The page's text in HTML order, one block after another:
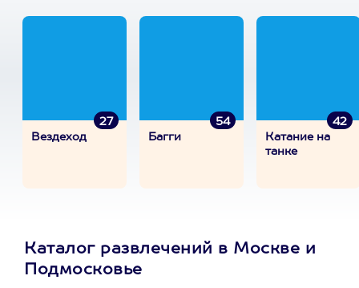
27
Вездеход
54
Багги
42
Катание на
танке
Каталог развлечений в Москве и
Подмосковье